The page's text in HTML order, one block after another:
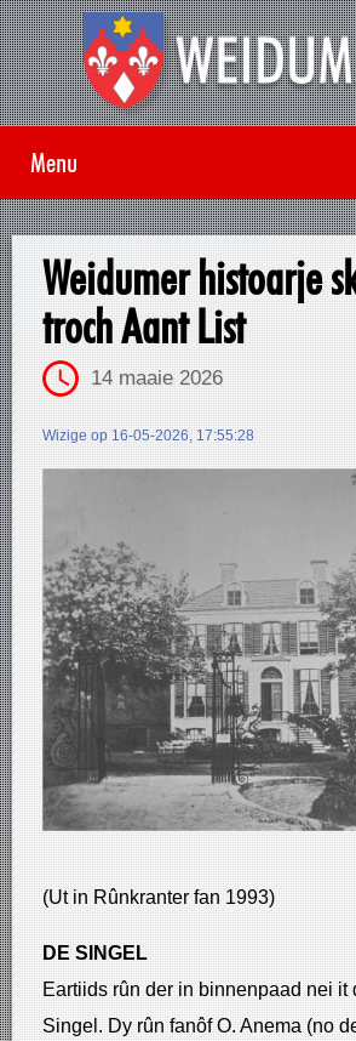
Menu
Weidumer histoarje
troch Aant List
14 maaie 2026
Wizige op 16-05-2026, 17:55:28
(Ut in Rûnkranter fan 1993)
DE SINGEL
​Eartiids rûn der in binnenpaad nei it
Singel. Dy rûn fanôf O. Anema (no